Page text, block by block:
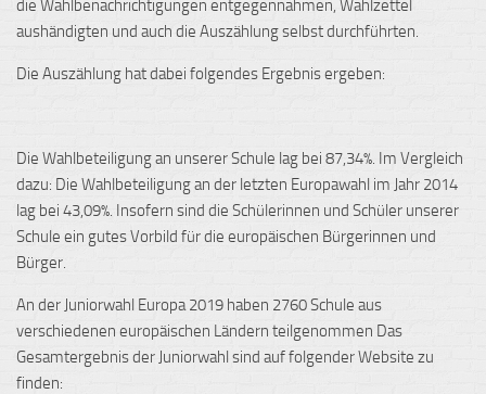
die Wahlbenachrichtigungen entgegennahmen, Wahlzettel
aushändigten und auch die Auszählung selbst durchführten.
Die Auszählung hat dabei folgendes Ergebnis ergeben:
Die Wahlbeteiligung an unserer Schule lag bei 87,34%. Im Vergleich
dazu: Die Wahlbeteiligung an der letzten Europawahl im Jahr 2014
lag bei 43,09%. Insofern sind die Schülerinnen und Schüler unserer
Schule ein gutes Vorbild für die europäischen Bürgerinnen und
Bürger.
An der Juniorwahl Europa 2019 haben 2760 Schule aus
verschiedenen europäischen Ländern teilgenommen Das
Gesamtergebnis der Juniorwahl sind auf folgender Website zu
finden: